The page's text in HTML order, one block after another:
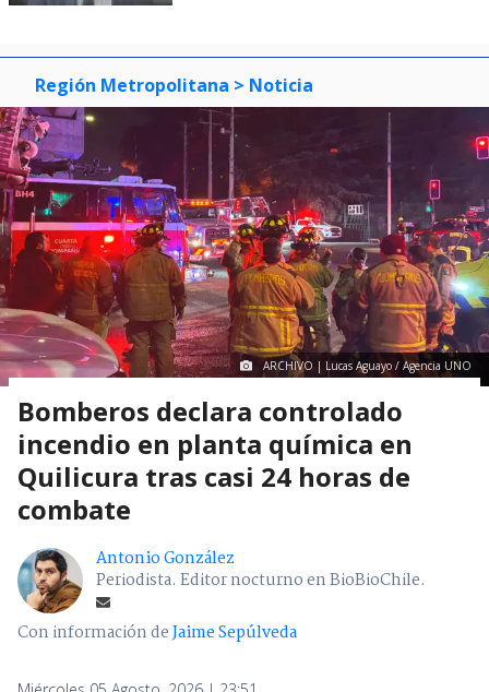
Región Metropolitana > Noticia
ARCHIVO | Lucas Aguayo / Agencia UNO
Bomberos declara controlado
incendio en planta química en
Quilicura tras casi 24 horas de
combate
Antonio González
Periodista. Editor nocturno en BioBioChile.
Con información deJaime Sepúlveda